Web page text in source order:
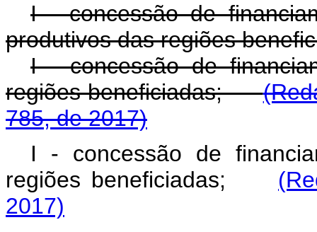
I - concessão de
produtivos das regiões
I - concessão de
regiões beneficiadas;
785, de 2017)
I - concessão de
regiões beneficiadas;
2017)